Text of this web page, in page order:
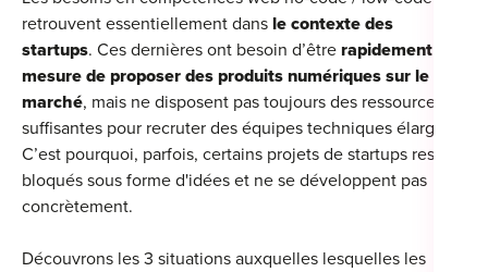
retrouvent essentiellement dans le contexte des
startups. Ces dernières ont besoin d’être rapidement en
mesure de proposer des produits numériques sur le
marché, mais ne disposent pas toujours des ressources
suffisantes pour recruter des équipes techniques élargies.
C’est pourquoi, parfois, certains projets de startups restent
bloqués sous forme d'idées et ne se développent pas
concrètement.
Découvrons les 3 situations auxquelles lesquelles les